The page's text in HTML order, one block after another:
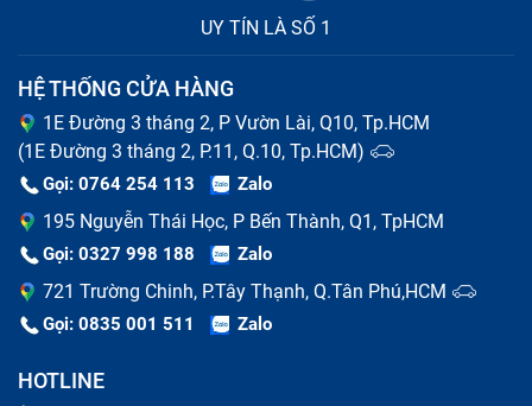
UY TÍN LÀ SỐ 1
HỆ THỐNG CỬA HÀNG
1E Đường 3 tháng 2, P Vườn Lài, Q10, Tp.HCM
(1E Đường 3 tháng 2, P.11, Q.10, Tp.HCM)
Gọi: 0764 254 113 Zalo
195 Nguyễn Thái Học, P Bến Thành, Q1, TpHCM
Gọi: 0327 998 188 Zalo
721 Trường Chinh, P.Tây Thạnh, Q.Tân Phú,HCM
Gọi: 0835 001 511 Zalo
HOTLINE